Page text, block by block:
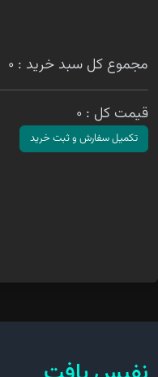
مجموع کل سبد خرید : ۰
قیمت کل : ۰
تکمیل سفارش و ثبت خرید